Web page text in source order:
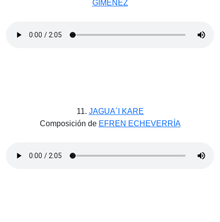
GIMÉNEZ
11. JAGUA´I KARE
Composición de EFREN ECHEVERRÍA